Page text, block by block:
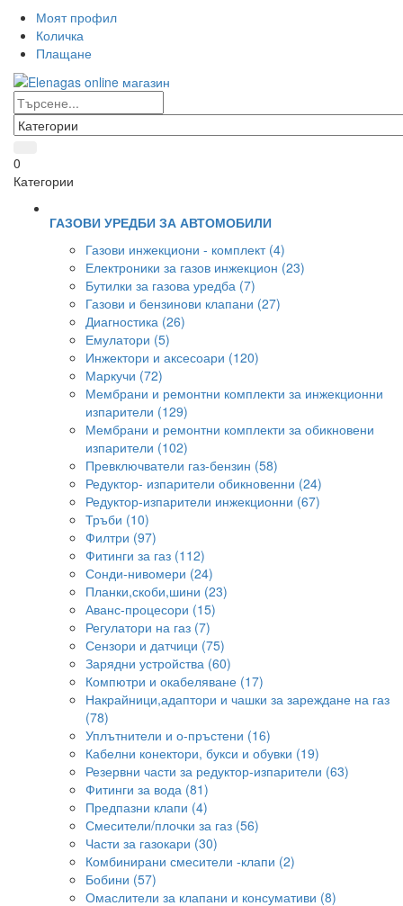
Моят профил
Количка
Плащане
0
Категории
ГАЗОВИ УРЕДБИ ЗА АВТОМОБИЛИ
Газови инжекциони - комплект (4)
Електроники за газов инжекцион (23)
Бутилки за газова уредба (7)
Газови и бензинови клапани (27)
Диагностика (26)
Емулатори (5)
Инжектори и аксесоари (120)
Маркучи (72)
Мембрани и ремонтни комплекти за инжекционни
изпарители (129)
Мембрани и ремонтни комплекти за обикновени
изпарители (102)
Превключватели газ-бензин (58)
Редуктор- изпарители обикновенни (24)
Редуктор-изпарители инжекционни (67)
Тръби (10)
Филтри (97)
Фитинги за газ (112)
Сонди-нивомери (24)
Планки,скоби,шини (23)
Аванс-процесори (15)
Регулатори на газ (7)
Сензори и датчици (75)
Зарядни устройства (60)
Компютри и окабеляване (17)
Накрайници,адаптори и чашки за зареждане на газ
(78)
Уплътнители и о-пръстени (16)
Кабелни конектори, букси и обувки (19)
Резервни части за редуктор-изпарители (63)
Фитинги за вода (81)
Предпазни клапи (4)
Смесители/плочки за газ (56)
Части за газокари (30)
Комбинирани смесители -клапи (2)
Бобини (57)
Омаслители за клапани и консумативи (8)